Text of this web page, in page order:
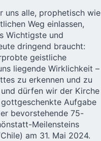
uns alle, prophetisch wie
Weg einlassen,
Wichtigste und
dringend braucht:
geistliche
liegende Wirklichkeit –
zu erkennen und zu
dürfen wir der Kirche
Aufgabe
bevorstehende 75-
Meilensteins
am 31. Mai 2024.